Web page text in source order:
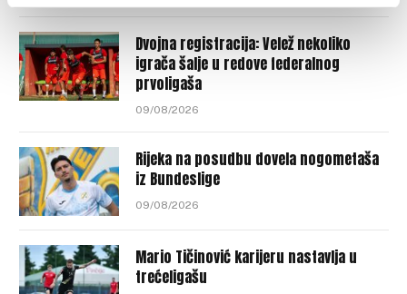
Dvojna registracija: Velež nekoliko
igrača šalje u redove federalnog
prvoligaša
09/08/2026
Rijeka na posudbu dovela nogometaša
iz Bundeslige
09/08/2026
Mario Tičinović karijeru nastavlja u
trećeligašu